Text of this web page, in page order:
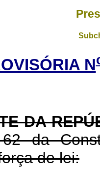
N
DA
da
de lei: